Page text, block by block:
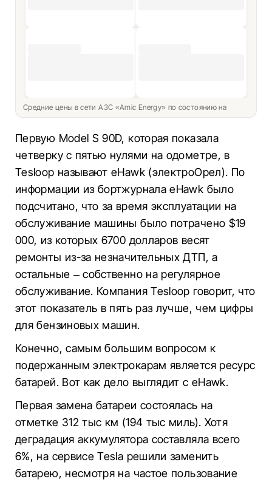
Средние цены в сети АЗС «Amic Energy» по состоянию на
Первую Model S 90D, которая показала
четверку с пятью нулями на одометре, в
Tesloop называют eHawk (электроОрел). По
информации из бортжурнала eHawk было
подсчитано, что за время эксплуатации на
обслуживание машины было потрачено $19
000, из которых 6700 долларов весят
ремонты из-за незначительных ДТП, а
остальные – собственно на регулярное
обслуживание. Компания Tesloop говорит, что
этот показатель в пять раз лучше, чем цифры
для бензиновых машин.
Конечно, самым большим вопросом к
подержанным электрокарам является ресурс
батарей. Вот как дело выглядит с eHawk.
Первая замена батареи состоялась на
отметке 312 тыс км (194 тыс миль). Хотя
деградация аккумулятора составляла всего
6%, на сервисе Tesla решили заменить
батарею, несмотря на частое пользование